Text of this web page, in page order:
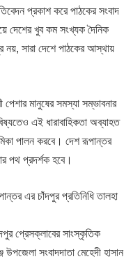
প্রকাশ করে পাঠকের সংবাদ
দেশের খুব কম সংখ্যক দৈনিক
নয়, সারা দেশে পাঠকের আস্থায়
মানুষের সমস্যা সম্ভাবনার
এই ধারাবাহিকতা অব্যাহত
পালন করবে। দেশ রূপান্তর
পথ প্রদর্শক হবে।
এর চাঁদপুর প্রতিনিধি তালহা
প্রেসক্লাবের সাংস্কৃতিক
সংবাদদাতা মেহেদী হাসান